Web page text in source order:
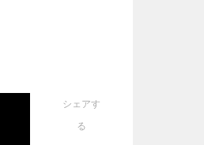
シェアす
る